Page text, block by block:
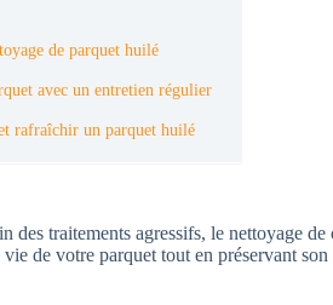
de parquet huilé
avec un entretien régulier
rafraîchir un parquet huilé
traitements agressifs, le nettoyage
de votre parquet tout en préservant